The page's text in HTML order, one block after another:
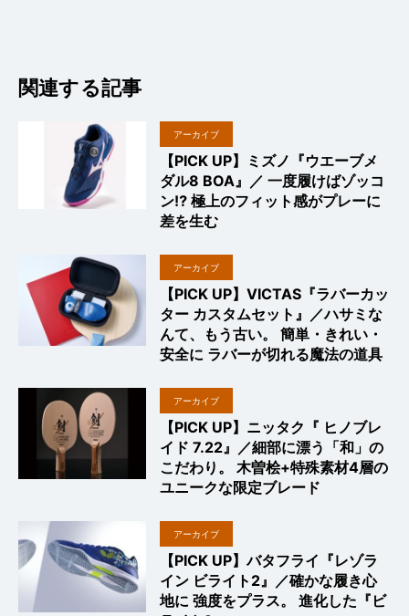
関連する記事
アーカイブ
【PICK UP】ミズノ『ウエーブメ
ダル8 BOA』／ 一度履けばゾッコ
ン⁉︎ 極上のフィット感がプレーに
差を生む
アーカイブ
【PICK UP】VICTAS『ラバーカッ
ター カスタムセット』／ハサミな
んて、もう古い。 簡単・きれい・
安全に ラバーが切れる魔法の道具
アーカイブ
【PICK UP】ニッタク『 ヒノブレ
イド 7.22』／細部に漂う「和」の
こだわり。 木曽桧+特殊素材4層の
ユニークな限定ブレード
アーカイブ
【PICK UP】バタフライ『レゾラ
イン ビライト2』／確かな履き心
地に 強度をプラス。 進化した『ビ